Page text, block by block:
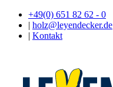
+49(0) 651 82 62 - 0
| holz@leyendecker.de
| Kontakt